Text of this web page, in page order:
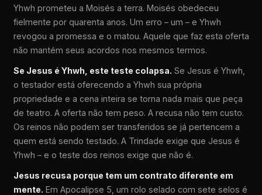
Yhwh prometeu a Moisés a terra. Moisés obedeceu
fielmente por quarenta anos. Um erro – um – e Yhwh
revogou a promessa e o matou. Aquele que faz esta oferta
não mantém seus acordos nos mesmos termos.
Se Jesus é Yhwh, este teste colapsa. Se Jesus é Yhwh,
o testador está oferecendo a Yhwh sua própria
propriedade e a cena inteira se torna nada mais que peça
de teatro. A oferta não tem peso. A recusa não tem custo.
Os reinos não podem ser transferidos se já pertencem a
quem está sendo testado. A Trindade exige que Jesus é
Yhwh – e o teste dos reinos exige que não é.
Jesus recusa porque tem um contrato diferente em
mente. Em Apocalipse 5, um rolo selado com sete selos é